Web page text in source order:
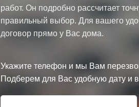
работ. Он подробно рассчитает
правильный выбор. Для вашего
договор прямо у Вас дома.
Укажите телефон и мы Вам
Подберем для Вас удобную дату и